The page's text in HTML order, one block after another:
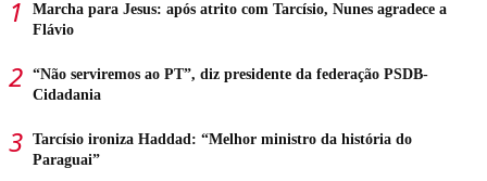
Marcha para Jesus: após atrito com Tarcísio, Nunes agradece a
Flávio
“Não serviremos ao PT”, diz presidente da federação PSDB-
Cidadania
Tarcísio ironiza Haddad: “Melhor ministro da história do
Paraguai”